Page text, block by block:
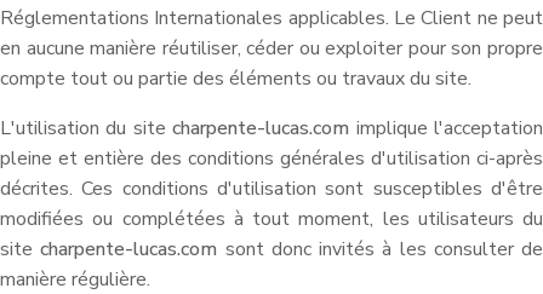
Réglementations Internationales applicables. Le Client ne peut
en aucune manière réutiliser, céder ou exploiter pour son propre
compte tout ou partie des éléments ou travaux du site.
L'utilisation du sitecharpente-lucas.com implique l'acceptation
pleine et entière des conditions générales d'utilisation ci-après
décrites. Ces conditions d'utilisation sont susceptibles d'être
modifiées ou complétées à tout moment, les utilisateurs du
sitecharpente-lucas.com sont donc invités à les consulter de
manière régulière.